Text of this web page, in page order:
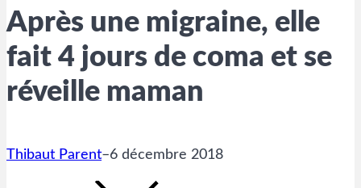
Après une migraine, elle
fait 4 jours de coma et se
réveille maman
Thibaut Parent–6 décembre 2018